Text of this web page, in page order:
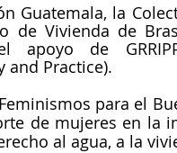
Guatemala, la
de Vivienda de
apoyo de
and Practice).
para el
de mujeres en la
al agua, a la